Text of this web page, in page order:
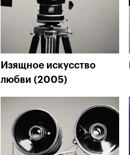
Изящное искусство
любви (2005)